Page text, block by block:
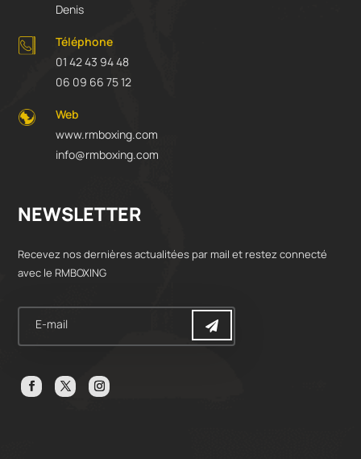
Denis
Téléphone
01 42 43 94 48
06 09 66 75 12
Web
www.rmboxing.com
info@rmboxing.com
NEWSLETTER
Recevez nos dernières actualitées par mail et restez connecté
avec le RMBOXING